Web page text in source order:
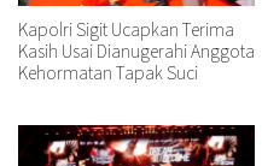
Kapolri Sigit Ucapkan Terima
Kasih Usai Dianugerahi Anggota
Kehormatan Tapak Suci